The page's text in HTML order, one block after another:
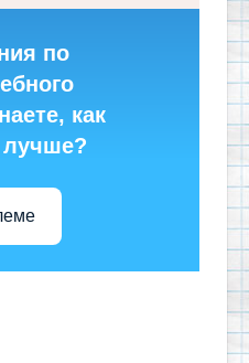
по
как